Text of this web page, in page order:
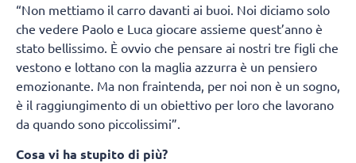
“Non mettiamo il carro davanti ai buoi. Noi diciamo solo
che vedere Paolo e Luca giocare assieme quest’anno è
stato bellissimo. È ovvio che pensare ai nostri tre figli che
vestono e lottano con la maglia azzurra è un pensiero
emozionante. Ma non fraintenda, per noi non è un sogno,
è il raggiungimento di un obiettivo per loro che lavorano
da quando sono piccolissimi”.
Cosa vi ha stupito di più?